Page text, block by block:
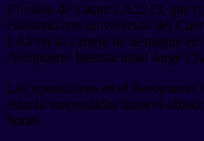
El vuelo de Latam LA2213, que
colisionó con un vehículo del
LAP en su carrera de despegue
Aeropuerto Internacional Jorge
Las operaciones en el Aeropuerto
estarán suspendidas hasta el
horas.